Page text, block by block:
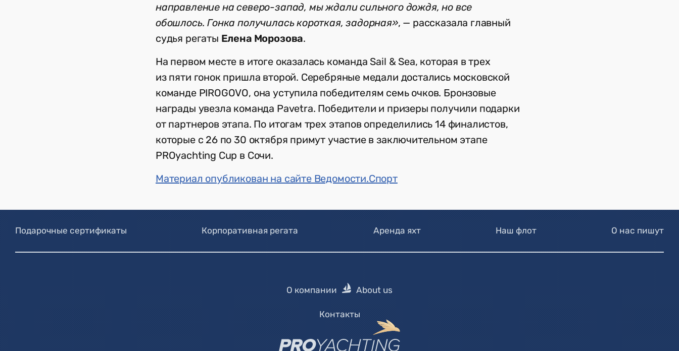
направление на северо-запад, мы ждали сильного дождя, но все
обошлось. Гонка получилась короткая, задорная», — рассказала главный
судья регаты Елена Морозова.
На первом месте в итоге оказалась команда Sail & Sea, которая в трех
из пяти гонок пришла второй. Серебряные медали достались московской
команде PIROGOVO, она уступила победителям семь очков. Бронзовые
награды увезла команда Pavetra. Победители и призеры получили подарки
от партнеров этапа. По итогам трех этапов определились 14 финалистов,
которые с 26 по 30 октября примут участие в заключительном этапе
PROyachting Cup в Сочи.
Материал опубликован на сайте Ведомости.Спорт
Подарочные сертификаты Корпоративная регата Аренда яхт Наш флот О нас пишут
О компании About us
Контакты